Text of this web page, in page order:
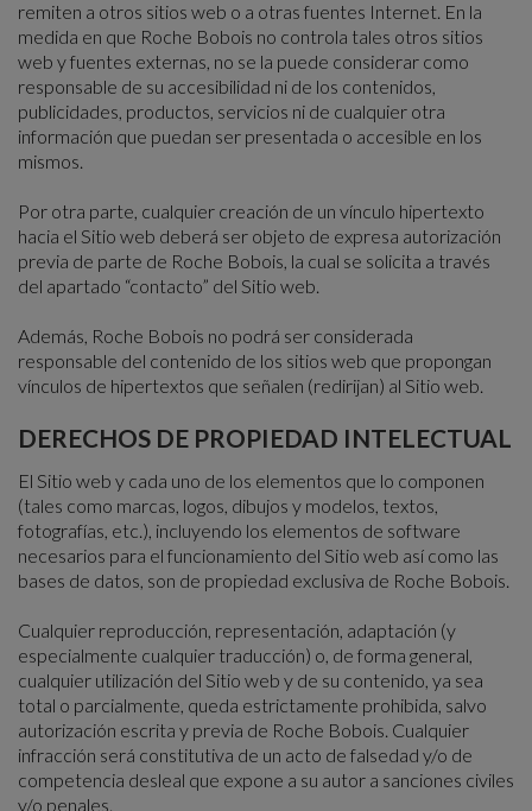
remiten a otros sitios web o a otras fuentes Internet. En la
medida en que Roche Bobois no controla tales otros sitios
web y fuentes externas, no se la puede considerar como
responsable de su accesibilidad ni de los contenidos,
publicidades, productos, servicios ni de cualquier otra
información que puedan ser presentada o accesible en los
mismos.
Por otra parte, cualquier creación de un vínculo hipertexto
hacia el Sitio web deberá ser objeto de expresa autorización
previa de parte de Roche Bobois, la cual se solicita a través
del apartado “contacto” del Sitio web.
Además, Roche Bobois no podrá ser considerada
responsable del contenido de los sitios web que propongan
vínculos de hipertextos que señalen (redirijan) al Sitio web.
DERECHOS DE PROPIEDAD INTELECTUAL
El Sitio web y cada uno de los elementos que lo componen
(tales como marcas, logos, dibujos y modelos, textos,
fotografías, etc.), incluyendo los elementos de software
necesarios para el funcionamiento del Sitio web así como las
bases de datos, son de propiedad exclusiva de Roche Bobois.
Cualquier reproducción, representación, adaptación (y
especialmente cualquier traducción) o, de forma general,
cualquier utilización del Sitio web y de su contenido, ya sea
total o parcialmente, queda estrictamente prohibida, salvo
autorización escrita y previa de Roche Bobois. Cualquier
infracción será constitutiva de un acto de falsedad y/o de
competencia desleal que expone a su autor a sanciones civiles
y/o penales.